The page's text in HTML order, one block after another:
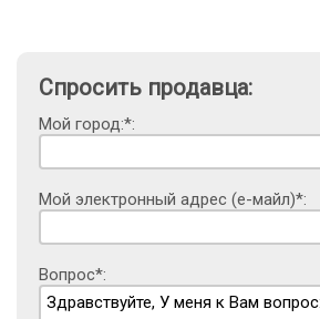
Спросить продавца:
Мой город:*:
Мой электронный адрес (е-майл)*:
Вопрос*: